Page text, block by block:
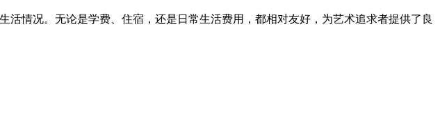
情况。无论是学费、住宿，还是日常生活费用，都相对友好，为艺术追求者提供了良